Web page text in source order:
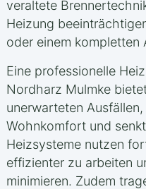
veraltete
Heizung
oder einem kompletten
Eine professionelle
Nordharz Mulmke
unerwarteten
Wohnkomfort und
Heizsysteme nutzen
effizienter zu arbeiten
minimieren. Zudem